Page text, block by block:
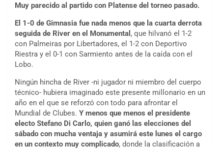
Muy parecido al partido con Platense del torneo pasado.
El 1-0 de Gimnasia fue nada menos que la cuarta derrota
seguida de River en el Monumental , que hilvanó el 1-2
con Palmeiras por Libertadores, el 1-2 con Deportivo
Riestra y el 0-1 con Sarmiento antes de la caída con el
Lobo.
Ningún hincha de River -ni jugador ni miembro del cuerpo
técnico- hubiera imaginado este presente millonario en un
año en el que se reforzó con todo para afrontar el
Mundial de Clubes. Y menos que menos el presidente
electo Stefano Di Carlo, quien ganó las elecciones del
sábado con mucha ventaja y asumirá este lunes el cargo
en un contexto muy complicado, donde la clasificación a